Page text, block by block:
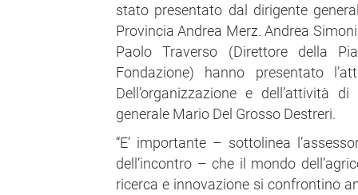
stato presentato dal dirigente
Provincia Andrea Merz. Andrea
Paolo Traverso (Direttore della
Fondazione) hanno presentato
Dell’organizzazione e dell’attività
generale Mario Del Grosso Destreri.
“E’ importante – sottolinea
dell’incontro – che il mondo
ricerca e innovazione si confrontino